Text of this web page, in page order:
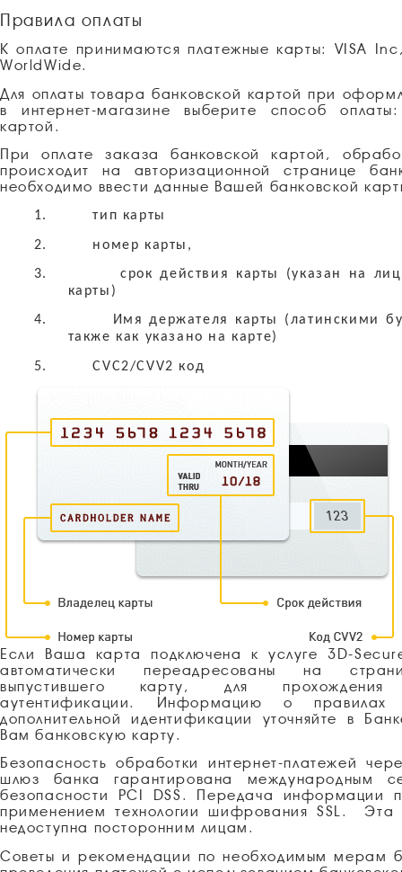
Правила оплаты
К оплате принимаются платежные карты: VISA
WorldWide.
Для оплаты товара банковской картой при
в интернет-магазине выберите способ
картой.
При оплате заказа банковской картой,
происходит на авторизационной странице
необходимо ввести данные Вашей банковской
1. тип карты
2. номер карты,
3.
срок действия карты (указан на
карты)
4.
Имя держателя карты (латинскими
также как указано на карте)
5. CVC2/CVV2 код
Если Ваша карта подключена к услуге 3D-
автоматически переадресованы на
выпустившего карту, для прохождения
аутентификации. Информацию о
дополнительной идентификации уточняйте в
Вам банковскую карту.
Безопасность обработки интернет-платежей
шлюз банка гарантирована международным
безопасности PCI DSS. Передача информации
применением технологии шифрования SSL.
Эта
недоступна посторонним лицам.
Советы и рекомендации по необходимым мерам